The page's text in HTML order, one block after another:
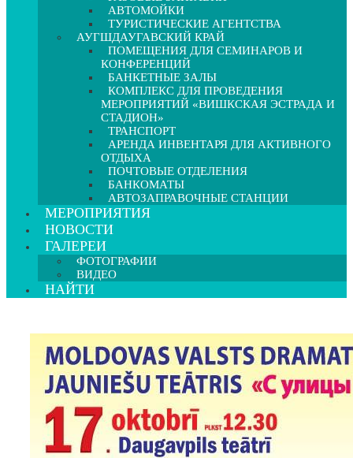
АВТОМОЙКИ
ТУРИСТИЧЕСКИЕ АГЕНТСТВА
АУГШДАУГАВСКИЙ КРАЙ
ПОМЕЩЕНИЯ ДЛЯ СЕМИНАРОВ И
КОНФЕРЕНЦИЙ
БАНКЕТНЫЕ ЗАЛЫ
КОМПЛЕКС ДЛЯ ПРОВЕДЕНИЯ
МЕРОПРИЯТИЙ «ВИШКСКАЯ ЭСТРАДА И
СТАДИОН»
ТРАНСПОРТ
АРЕНДА ИНВЕНТАРЯ ДЛЯ АКТИВНОГО
ОТДЫХА
ПОЧТОВЫЕ ОТДЕЛЕНИЯ
БАНКОМАТЫ
АВТОЗАПРАВОЧНЫЕ СТАНЦИИ
МЕРОПРИЯТИЯ
НОВОСТИ
ГАЛЕРЕИ
ФОТОГРАФИИ
ВИДЕО
НАЙТИ